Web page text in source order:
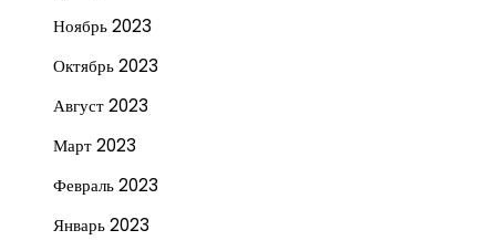
Ноябрь 2023
Октябрь 2023
Август 2023
Март 2023
Февраль 2023
Январь 2023